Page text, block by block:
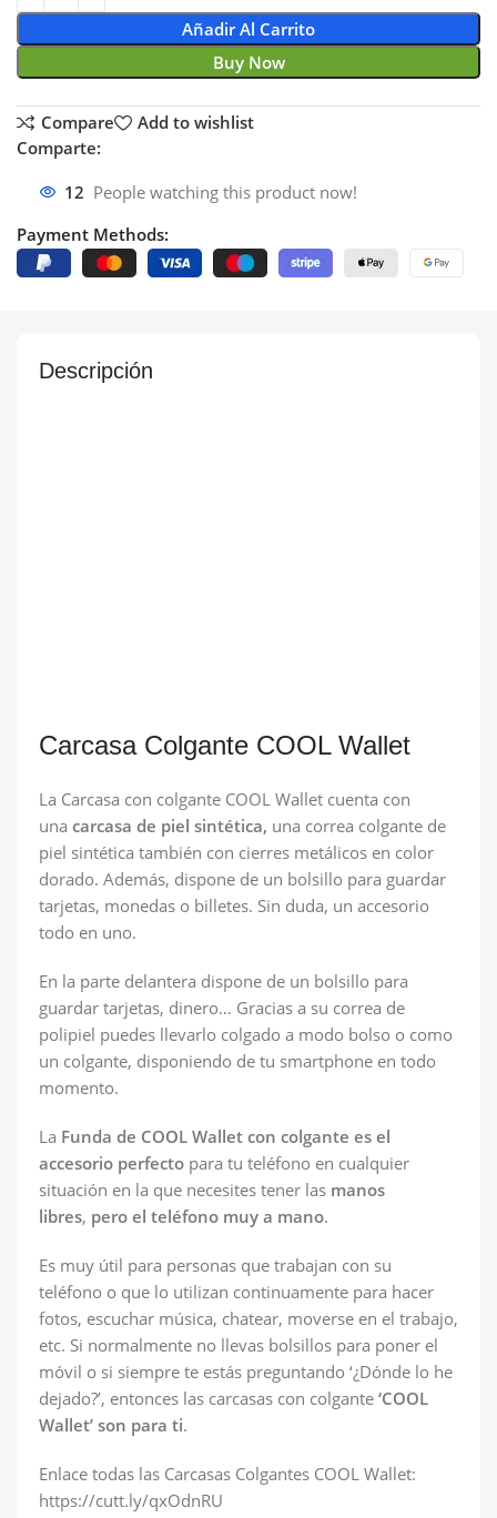
Añadir Al Carrito
Buy Now
Compare
Add to wishlist
Comparte:
12 People watching this product now!
Payment Methods:
Descripción
Carcasa Colgante COOL Wallet
La Carcasa con colgante COOL Wallet cuenta con
una carcasa de piel sintética, una correa colgante de
piel sintética también con cierres metálicos en color
dorado. Además, dispone de un bolsillo para guardar
tarjetas, monedas o billetes. Sin duda, un accesorio
todo en uno.
En la parte delantera dispone de un bolsillo para
guardar tarjetas, dinero… Gracias a su correa de
polipiel puedes llevarlo colgado a modo bolso o como
un colgante, disponiendo de tu smartphone en todo
momento.
La Funda de COOL Wallet con colgante es el
accesorio perfecto para tu teléfono en cualquier
situación en la que necesites tener las manos
libres, pero el teléfono muy a mano.
Es muy útil para personas que trabajan con su
teléfono o que lo utilizan continuamente para hacer
fotos, escuchar música, chatear, moverse en el trabajo,
etc. Si normalmente no llevas bolsillos para poner el
móvil o si siempre te estás preguntando ‘¿Dónde lo he
dejado?’, entonces las carcasas con colgante ‘COOL
Wallet’ son para ti.
Enlace todas las Carcasas Colgantes COOL Wallet:
https://cutt.ly/qxOdnRU